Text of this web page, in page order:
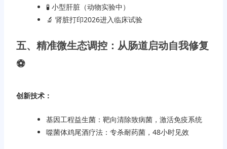
🧪 小型肝脏（动物实验中）
🔬 肾脏打印2026进入临床试验
五、精准微生态调控：从肠道启动自我修复
⚽️
创新技术：
基因工程益生菌：靶向清除致病菌，激活免疫系统
噬菌体鸡尾酒疗法：专杀耐药菌，48小时见效